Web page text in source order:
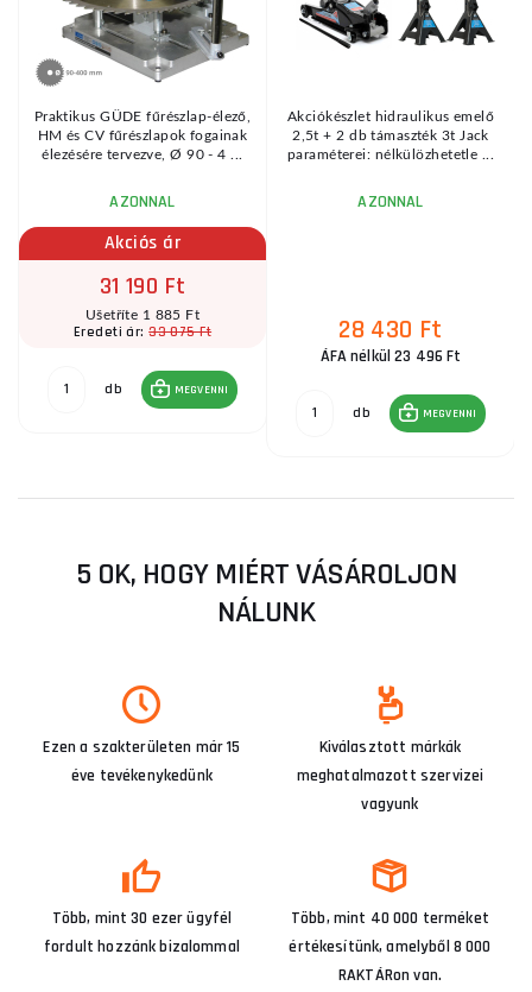
Praktikus GÜDE fűrészlap-élező,
HM és CV fűrészlapok fogainak
élezésére tervezve, Ø 90 - 4 ...
AZONNAL
Akciós ár
31 190 Ft
Ušetříte 1 885 Ft
Eredeti ár:33 075 Ft
db MEGVENNI
Akciókészlet hidraulikus emelő
2,5t + 2 db támaszték 3t Jack
paraméterei: nélkülözhetetle ...
AZONNAL
28 430 Ft
ÁFA nélkül 23 496 Ft
db MEGVENNI
5 OK, HOGY MIÉRT VÁSÁROLJON
NÁLUNK
Ezen a szakterületen már 15
éve tevékenykedünk
Kiválasztott márkák
meghatalmazott szervizei
vagyunk
Több, mint 30 ezer ügyfél
fordult hozzánk bizalommal
Több, mint 40 000 terméket
értékesítünk, amelyből 8 000
RAKTÁRon van.